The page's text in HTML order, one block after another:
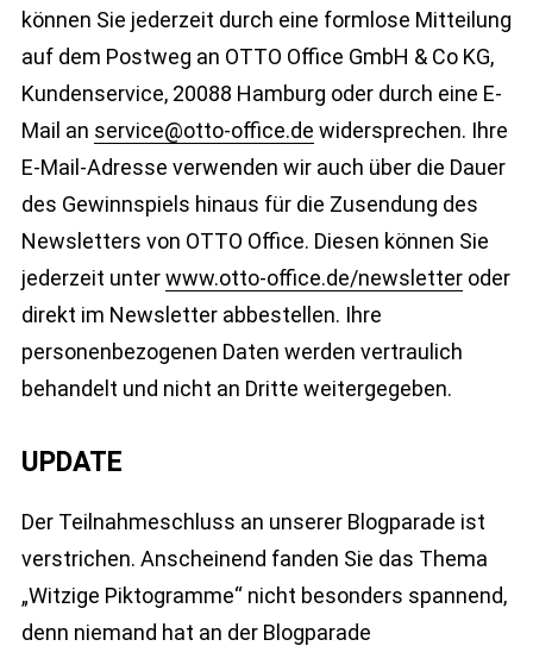
können Sie jederzeit durch eine formlose Mitteilung
auf dem Postweg an OTTO Office GmbH & Co KG,
Kundenservice, 20088 Hamburg oder durch eine E-
Mail an service@otto-office.de widersprechen. Ihre
E-Mail-Adresse verwenden wir auch über die Dauer
des Gewinnspiels hinaus für die Zusendung des
Newsletters von OTTO Office. Diesen können Sie
jederzeit unterwww.otto-office.de/newsletter oder
direkt im Newsletter abbestellen. Ihre
personenbezogenen Daten werden vertraulich
behandelt und nicht an Dritte weitergegeben.
UPDATE
Der Teilnahmeschluss an unserer Blogparade ist
verstrichen. Anscheinend fanden Sie das Thema
„Witzige Piktogramme“ nicht besonders spannend,
denn niemand hat an der Blogparade